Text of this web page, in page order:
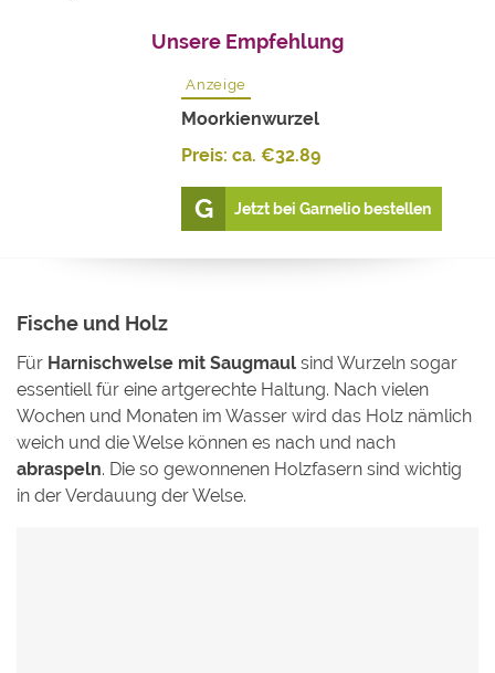
Unsere Empfehlung
Anzeige
Moorkienwurzel
Preis: ca.€32.89
Jetzt bei Garnelio bestellen
Fische und Holz
Für Harnischwelse mit Saugmaul sind Wurzeln sogar
essentiell für eine artgerechte Haltung. Nach vielen
Wochen und Monaten im Wasser wird das Holz nämlich
weich und die Welse können es nach und nach
abraspeln. Die so gewonnenen Holzfasern sind wichtig
in der Verdauung der Welse.